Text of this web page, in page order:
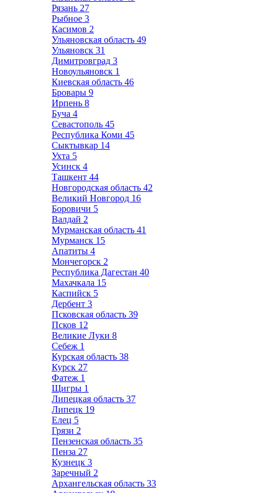
Рязань 27
Рыбное 3
Касимов 2
Ульяновская область 49
Ульяновск 31
Димитровград 3
Новоульяновск 1
Киевская область 46
Бровары 9
Ирпень 8
Буча 4
Севастополь 45
Республика Коми 45
Сыктывкар 14
Ухта 5
Усинск 4
Ташкент 44
Новгородская область 42
Великий Новгород 16
Боровичи 5
Валдай 2
Мурманская область 41
Мурманск 15
Апатиты 4
Мончегорск 2
Республика Дагестан 40
Махачкала 15
Каспийск 5
Дербент 3
Псковская область 39
Псков 12
Великие Луки 8
Себеж 1
Курская область 38
Курск 27
Фатеж 1
Щигры 1
Липецкая область 37
Липецк 19
Елец 5
Грязи 2
Пензенская область 35
Пенза 27
Кузнецк 3
Заречный 2
Архангельская область 33